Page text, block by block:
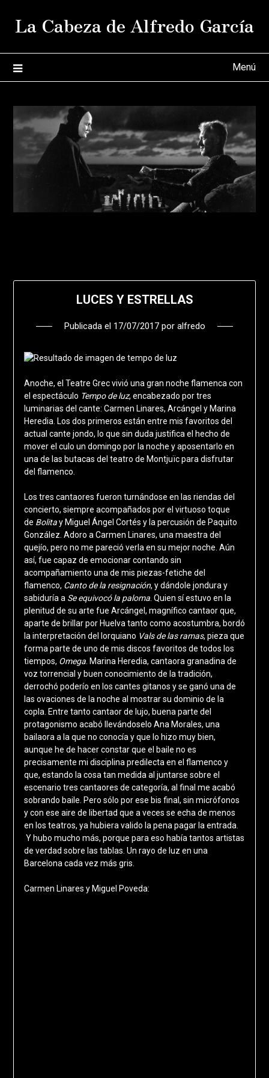
La Cabeza de Alfredo García
Menú
LUCES Y ESTRELLAS
Publicada el 17/07/2017por alfredo
Anoche, el Teatre Grec vivió una gran noche flamenca con
el espectáculo Tempo de luz, encabezado por tres
luminarias del cante: Carmen Linares, Arcángel y Marina
Heredia. Los dos primeros están entre mis favoritos del
actual cante jondo, lo que sin duda justifica el hecho de
mover el culo un domingo por la noche y aposentarlo en
una de las butacas del teatro de Montjuïc para disfrutar
del flamenco.
Los tres cantaores fueron turnándose en las riendas del
concierto, siempre acompañados por el virtuoso toque
de Bolitay Miguel Ángel Cortés y la percusión de Paquito
González. Adoro a Carmen Linares, una maestra del
quejío, pero no me pareció verla en su mejor noche. Aún
así, fue capaz de emocionar contando sin
acompañamiento una de mis piezas-fetiche del
flamenco, Canto de la resignación, y dándole jondura y
sabiduría a Se equivocó la paloma. Quien sí estuvo en la
plenitud de su arte fue Arcángel, magnífico cantaor que,
aparte de brillar por Huelva tanto como acostumbra, bordó
la interpretación del lorquiano Vals de las ramas, pieza que
forma parte de uno de mis discos favoritos de todos los
tiempos, Omega. Marina Heredia, cantaora granadina de
voz torrencial y buen conocimiento de la tradición,
derrochó poderío en los cantes gitanos y se ganó una de
las ovaciones de la noche al mostrar su dominio de la
copla. Entre tanto cantaor de lujo, buena parte del
protagonismo acabó llevándoselo Ana Morales, una
bailaora a la que no conocía y que lo hizo muy bien,
aunque he de hacer constar que el baile no es
precisamente mi disciplina predilecta en el flamenco y
que, estando la cosa tan medida al juntarse sobre el
escenario tres cantaores de categoría, al final me acabó
sobrando baile. Pero sólo por ese bis final, sin micrófonos
y con ese aire de libertad que a veces se echa de menos
en los teatros, ya hubiera valido la pena pagar la entrada.
Y hubo mucho más, porque para eso había tantos artistas
de verdad sobre las tablas. Un rayo de luz en una
Barcelona cada vez más gris.
Carmen Linares y Miguel Poveda: